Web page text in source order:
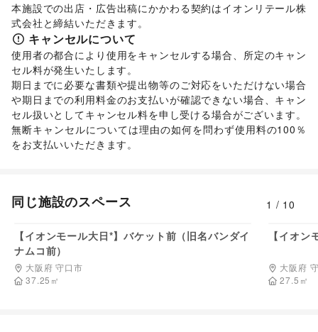
本施設での出店・広告出稿にかかわる契約はイオンリテール株
式会社と締結いただきます。
キャンセルについて
使用者の都合により使用をキャンセルする場合、所定のキャン
セル料が発生いたします。
期日までに必要な書類や提出物等のご対応をいただけない場合
や期日までの利用料金のお支払いが確認できない場合、キャン
セル扱いとしてキャンセル料を申し受ける場合がございます。
無断キャンセルについては理由の如何を問わず使用料の100％
をお支払いいただきます。
同じ施設のスペース 1 / 10
【イオンモール大日*】バケット前（旧名バンダイ
ナムコ前）
大阪府 守口市
37.25 ㎡
【イオ
大阪府
27.5 ㎡